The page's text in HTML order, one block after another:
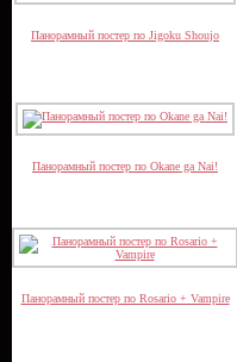
Панорамный постер по Jigoku Shoujo
Панорамный постер по Okane ga Nai!
Панорамный постер по Rosario + Vampire